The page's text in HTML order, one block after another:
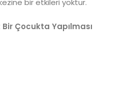
bir etkileri yoktur.
Çocukta Yapılması